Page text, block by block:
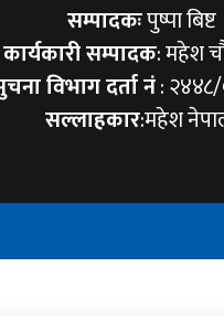
सम्पादकःपुष्पा बिष्ट
कार्यकारी सम्पादक: महेश
विभाग दर्ता नं:
सल्लाहकार:महेश